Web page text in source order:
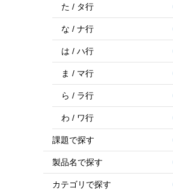
た / タ行
な / ナ行
は / ハ行
ま / マ行
ら / ラ行
わ / ワ行
課題で探す
製品名で探す
カテゴリで探す